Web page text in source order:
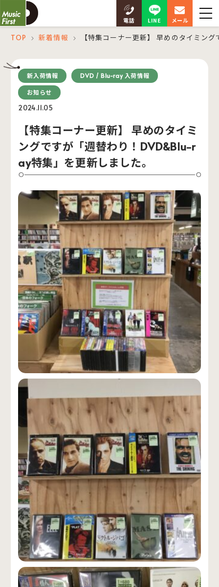
電話 LINE メール
TOP ＞ 新着情報 ＞ 【特集コーナー更新】 早めのタイミン
新入荷情報 DVD / Blu-ray 入荷情報
お知らせ
2024.11.05
【特集コーナー更新】 早めのタイミ
ングですが「週替わり！DVD&Blu-r
ay特集」を更新しました。